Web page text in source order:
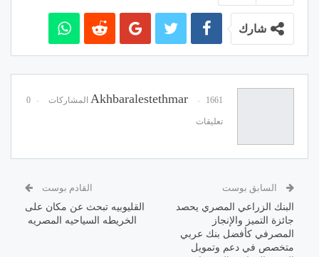
شارك
Akhbaralestethmar 1661 المشاركات 0
تعليقات
السابق بوست
البنك الزراعي المصري يحصد
جائزة التميز والإنجاز
المصرفي كأفضل بنك عربي
متخصص في دعم وتمويل
القادم بوست
القليوبيه تبحث عن مكان على
الخريطه السياحيه المصريه